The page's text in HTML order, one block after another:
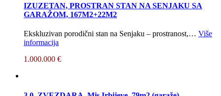
IZUZETAN, PROSTRAN STAN NA SENJAKU SA
GARAŽOM, 167M2+22M2
Ekskluzivan porodični stan na Senjaku – prostranost,… Više
informacija
1.000.000 €